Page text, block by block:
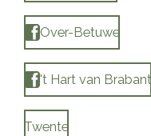
Over-Betuwe
't Hart van Brabant
Twente